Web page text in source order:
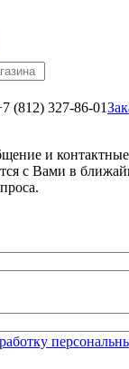
(812) 327-86-01
и
с Вами в